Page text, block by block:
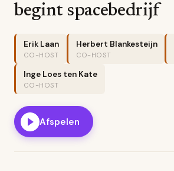
begint spacebedrijf
Erik Laan
CO-HOST
Herbert Blankesteijn
CO-HOST
Inge Loes ten Kate
CO-HOST
Afspelen